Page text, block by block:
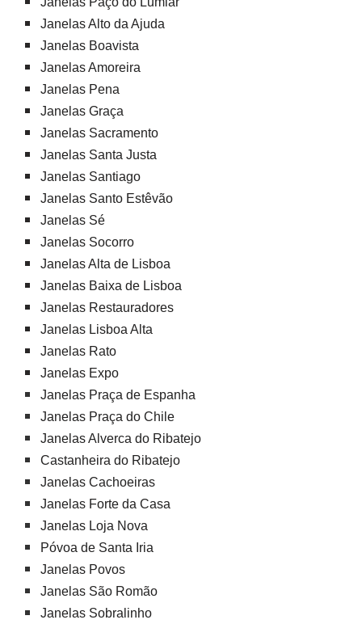
Janelas Alto da Ajuda
Janelas Boavista
Janelas Amoreira
Janelas Pena
Janelas Graça
Janelas Sacramento
Janelas Santa Justa
Janelas Santiago
Janelas Santo Estêvão
Janelas Sé
Janelas Socorro
Janelas Alta de Lisboa
Janelas Baixa de Lisboa
Janelas Restauradores
Janelas Lisboa Alta
Janelas Rato
Janelas Expo
Janelas Praça de Espanha
Janelas Praça do Chile
Janelas Alverca do Ribatejo
Castanheira do Ribatejo
Janelas Cachoeiras
Janelas Forte da Casa
Janelas Loja Nova
Póvoa de Santa Iria
Janelas Povos
Janelas São Romão
Janelas Sobralinho